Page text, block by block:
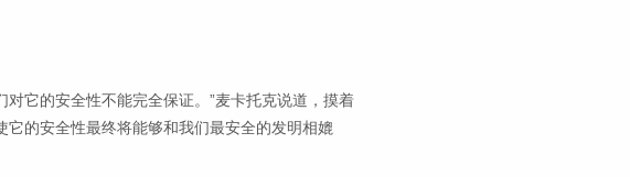
它的安全性不能完全保证。”麦卡托克说道，摸着
的安全性最终将能够和我们最安全的发明相媲